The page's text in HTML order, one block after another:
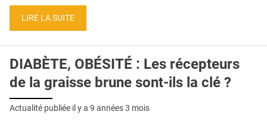
CONDITIONS GÉNÉRALES
CRÉDITS
LIRE LA SUITE
DIABÈTE, OBÉSITÉ : Les récepteurs
de la graisse brune sont-ils la clé ?
Actualité publiée il y a 9 années 3 mois